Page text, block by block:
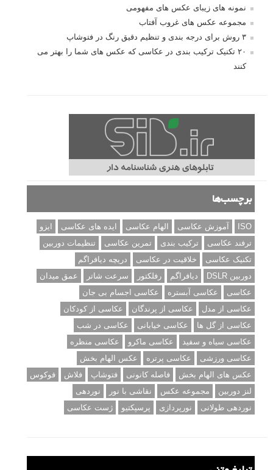
نمونه های زیبای عکس های مفهومی
مجموعه عکس های غروب آفتاب
۳ روش برای درجه بندی و تنظیم دقیق رنگ در فتوشاپ
۲۰ تکنیک ترکیب بندی در عکاسی که عکس های شما را بهتر می
کنند
برچسب‌ها
ISO آموزش عکاسی الهام عکاسی ایده های عکاسی
ایزو
ترفند عکاسی
ترکیب بندی تمرین عکاسی
تنظیمات دوربین
تکنیک عکاسی
خلاقیت در عکاسی
دریچه دیافراگم
دوربین DSLR
دیافراگم رفلکتور سرعت شاتر
عمق میدان
عکاسی
عکاسی آبستره
عکاسی اجسام بی جان
عکاسی از مدل
عکاسی از پرندگان
عکاسی از کودکان
عکاسی از گل ها
عکاسی خیابانی
عکاسی در شب
عکاسی سیاه و سفید
عکاسی ماکرو
عکاسی منظره
عکاسی ورزشی
عکاسی پرتره
عکس الهام بخش
عکس های الهام بخش
فاصله کانونی فتوشاپ فلاش
فوکوس
لنز دوربین
مجموعه عکس نقاشی با نور
نوردهی
نوردهی طولانی
نورپردازی پرسپکتیو ژست عکاسی